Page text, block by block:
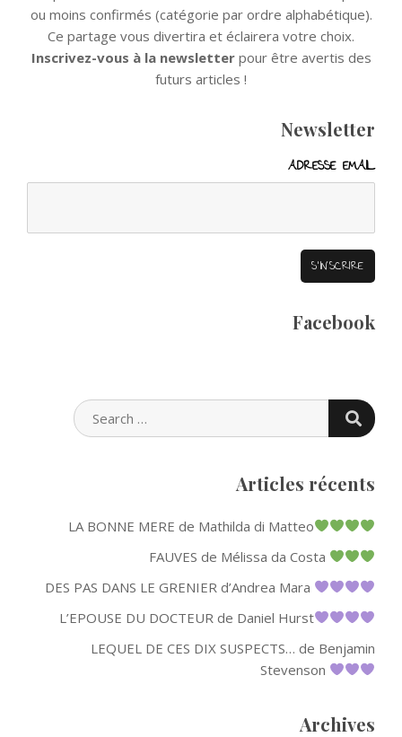
ou moins confirmés (catégorie par ordre alphabétique).
Ce partage vous divertira et éclairera votre choix.
Inscrivez-vous à la newsletterpour être avertis des
futurs articles !
Newsletter
ADRESSE EMAIL
Facebook
SEARCH
FOR:
Articles récents
LA BONNE MERE de Mathilda di Matteo
FAUVES de Mélissa da Costa
DES PAS DANS LE GRENIER d’Andrea Mara
L’EPOUSE DU DOCTEUR de Daniel Hurst
LEQUEL DE CES DIX SUSPECTS… de Benjamin
Stevenson
Archives